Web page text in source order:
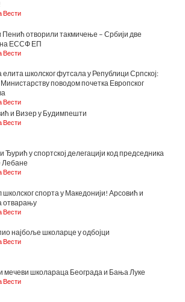
Вести
Пенић отворили такмичење – Србији две
ЕССФ ЕП
Вести
елита школског футсала у Републици Српској:
поводом почетка Европског
Вести
и Визер у Будимпешти
Вести
Ђурић у спортској делегацији код председника
Вести
школског спорта у Македонији! Арсовић и
отварању
Вести
најбоље школарце у одбојци
Вести
мечеви школараца Београда и Бања Луке
Вести